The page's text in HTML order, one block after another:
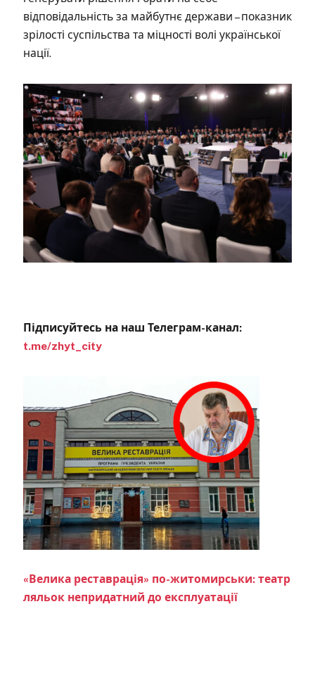
відповідальність за майбутнє держави – показник
зрілості суспільства та міцності волі української
нації.
Підписуйтесь на наш Телеграм-канал:
t.me/zhyt_city
«Велика реставрація» по-житомирськи: театр
ляльок непридатний до експлуатації